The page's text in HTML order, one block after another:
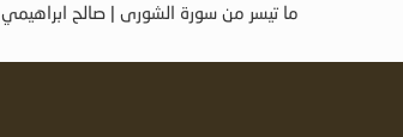
ما تيسر من سورة الشورى | صالح ابراهيمي